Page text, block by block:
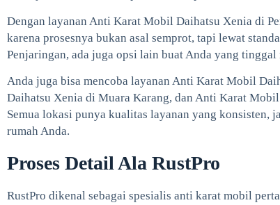
Dengan layanan Anti Karat Mobil Daihatsu Xenia di
karena prosesnya bukan asal semprot, tapi lewat
Penjaringan, ada juga opsi lain buat Anda yang
Anda juga bisa mencoba layanan Anti Karat Mobil
Daihatsu Xenia di Muara Karang, dan Anti Karat
Semua lokasi punya kualitas layanan yang
rumah Anda.
Proses Detail Ala RustPro
RustPro dikenal sebagai spesialis anti karat mobil